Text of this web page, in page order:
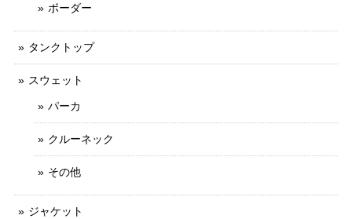
ボーダー
タンクトップ
スウェット
パーカ
クルーネック
その他
ジャケット